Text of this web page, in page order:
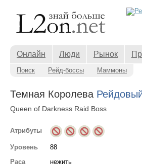
Онлайн Люди Рынок
Поиск Рейд-боссы Маммоны
Темная Королева
Queen of Darkness Raid Boss
Атрибуты
Уровень
88
Раса
нежить